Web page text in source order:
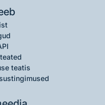
teatis